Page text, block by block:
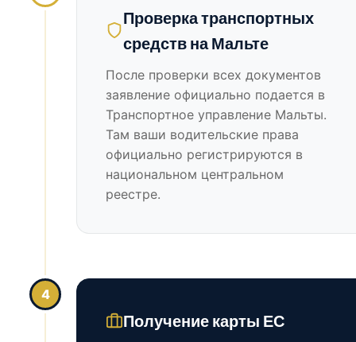
Проверка транспортных
средств на Мальте
После проверки всех документов
заявление официально подается в
Транспортное управление Мальты.
Там ваши водительские права
официально регистрируются в
национальном центральном
реестре.
4
Получение карты ЕС